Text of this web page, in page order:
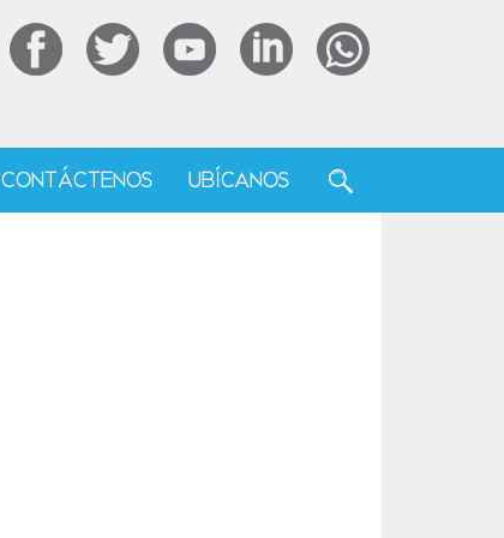
CONTÁCTENOS UBÍCANOS